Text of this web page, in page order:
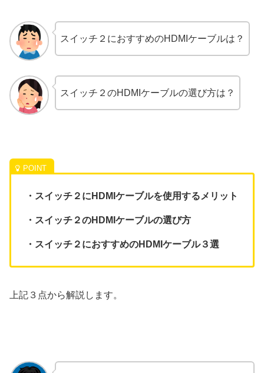
スイッチ２におすすめのHDMIケーブルは？
スイッチ２のHDMIケーブルの選び方は？
・スイッチ２にHDMIケーブルを使用するメリット
・スイッチ２のHDMIケーブルの選び方
・スイッチ２におすすめのHDMIケーブル３選
上記３点から解説します。